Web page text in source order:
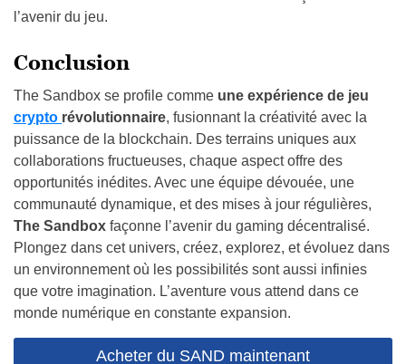
The Sandbox se profile comme
une expérience de jeu
puissance de la blockchain. Des terrains uniques aux
collaborations fructueuses, chaque aspect offre des
opportunités inédites. Avec une équipe dévouée, une
communauté dynamique, et des mises à jour régulières,
The Sandbox façonne l’avenir du gaming décentralisé.
Plongez dans cet univers, créez, explorez, et évoluez dans
un environnement où les possibilités sont aussi infinies
que votre imagination. L’aventure vous attend dans ce
monde numérique en constante expansion.
Acheter du SAND maintenant
Notre méthodologie
Afin de réaliser une revue approfondie du jeu The